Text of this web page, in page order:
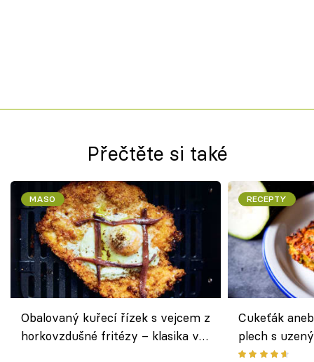
Přečtěte si také
MASO
Obalovaný kuřecí řízek s vejcem z
horkovzdušné fritézy – klasika v
RECEPTY
Cukeťák
plech s
způsob, jak